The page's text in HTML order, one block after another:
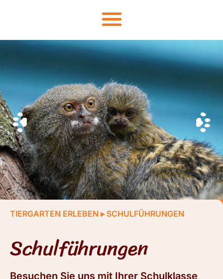
TIERGARTEN ERLEBEN ▸ SCHULFÜHRUNGEN
Schulführungen
Besuchen Sie uns mit Ihrer Schulklasse